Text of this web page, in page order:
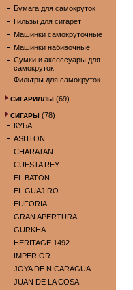
Бумага для самокруток
Гильзы для сигарет
Машинки самокруточные
Машинки набивочные
Сумки и аксессуары для
самокруток
Фильтры для самокруток
СИГАРИЛЛЫ (69)
СИГАРЫ (78)
КУБА
ASHTON
CHARATAN
CUESTA REY
EL BATON
EL GUAJIRO
EUFORIA
GRAN APERTURA
GURKHA
HERITAGE 1492
IMPERIOR
JOYA DE NICARAGUA
JUAN DE LA COSA